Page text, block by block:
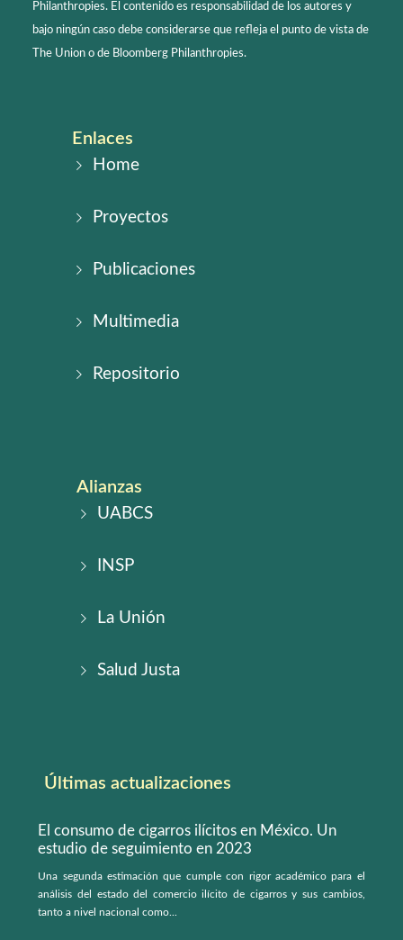
Philanthropies. El contenido es responsabilidad de los autores y
bajo ningún caso debe considerarse que refleja el punto de vista de
The Union o de Bloomberg Philanthropies.
Enlaces
Home
Proyectos
Publicaciones
Multimedia
Repositorio
Alianzas
UABCS
INSP
La Unión
Salud Justa
Últimas actualizaciones
El consumo de cigarros ilícitos en México. Un
estudio de seguimiento en 2023
Una segunda estimación que cumple con rigor académico para el
análisis del estado del comercio ilícito de cigarros y sus cambios,
tanto a nivel nacional como...